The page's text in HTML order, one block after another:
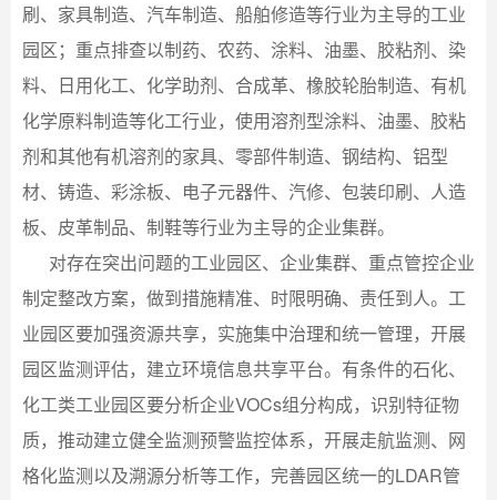
刷、家具制造、汽车制造、船舶修造等行业为主导的工业
园区；重点排查以制药、农药、涂料、油墨、胶粘剂、染
料、日用化工、化学助剂、合成革、橡胶轮胎制造、有机
化学原料制造等化工行业，使用溶剂型涂料、油墨、胶粘
剂和其他有机溶剂的家具、零部件制造、钢结构、铝型
材、铸造、彩涂板、电子元器件、汽修、包装印刷、人造
板、皮革制品、制鞋等行业为主导的企业集群。
对存在突出问题的工业园区、企业集群、重点管控企业
制定整改方案，做到措施精准、时限明确、责任到人。工
业园区要加强资源共享，实施集中治理和统一管理，开展
园区监测评估，建立环境信息共享平台。有条件的石化、
化工类工业园区要分析企业VOCs组分构成，识别特征物
质，推动建立健全监测预警监控体系，开展走航监测、网
格化监测以及溯源分析等工作，完善园区统一的LDAR管